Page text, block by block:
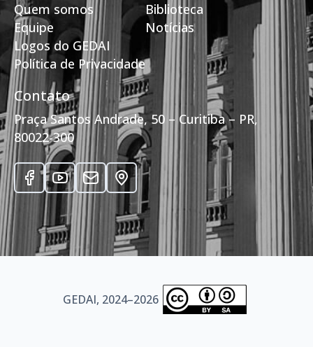
Quem somos
Equipe
Logos do GEDAI
Política de Privacidade
Biblioteca
Notícias
Contato
Praça Santos Andrade, 50 – Curitiba – PR,
80022-300
GEDAI, 2024–2026